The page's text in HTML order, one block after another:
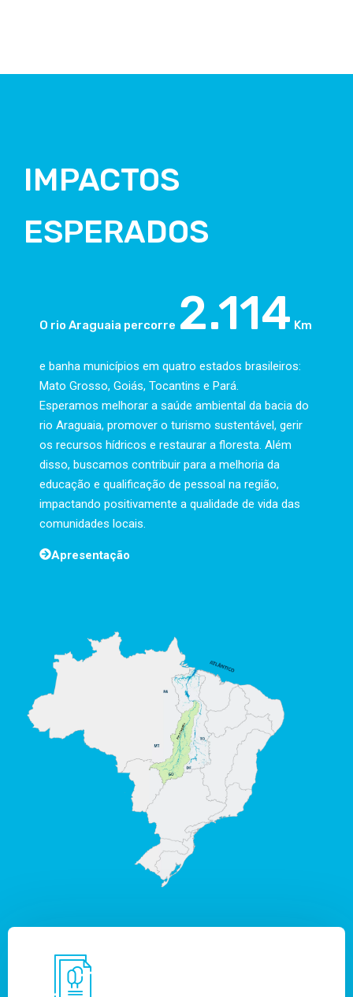
IMPACTOS
ESPERADOS
O rio Araguaia percorre 2.114 Km
e banha municípios em quatro estados brasileiros:
Mato Grosso, Goiás, Tocantins e Pará.
Esperamos melhorar a saúde ambiental da bacia do
rio Araguaia, promover o turismo sustentável, gerir
os recursos hídricos e restaurar a floresta. Além
disso, buscamos contribuir para a melhoria da
educação e qualificação de pessoal na região,
impactando positivamente a qualidade de vida das
comunidades locais.
Apresentação